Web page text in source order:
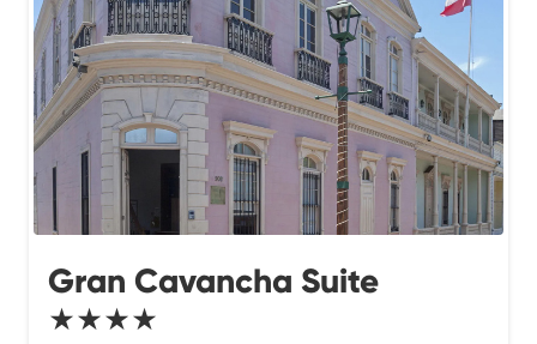
Gran Cavancha Suite
★★★★